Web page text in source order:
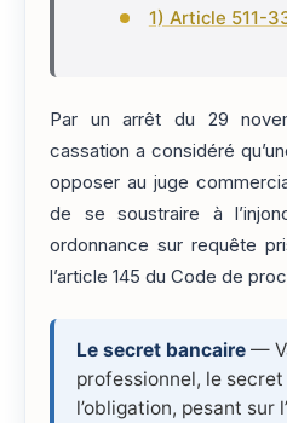
1) Article 511-
Par un arrêt du 29
cassation a considéré
opposer au juge
de se soustraire à
ordonnance sur requête
l’article 145 du Code de
Le secret bancaire —
professionnel, le
l’obligation, pesant sur